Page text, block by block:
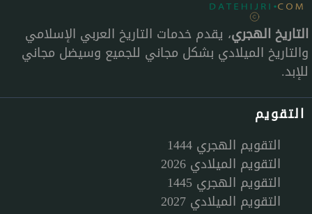
التاريخ الهجري، يقدم خدمات التاريخ العربي الإسلامي
والتاريخ الميلادي بشكل مجاني للجميع وسيضل مجاني
للإبد.
التقويم
التقويم الهجري 1444
التقويم الميلادي 2026
التقويم الهجري 1445
التقويم الميلادي 2027